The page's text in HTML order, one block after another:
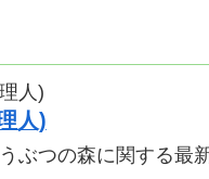
人)
人)
ぶつの森に関する最